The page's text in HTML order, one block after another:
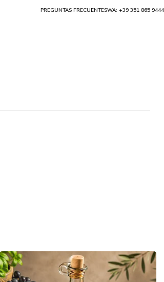
PREGUNTAS FRECUENTESWA: +39 351 865 9444